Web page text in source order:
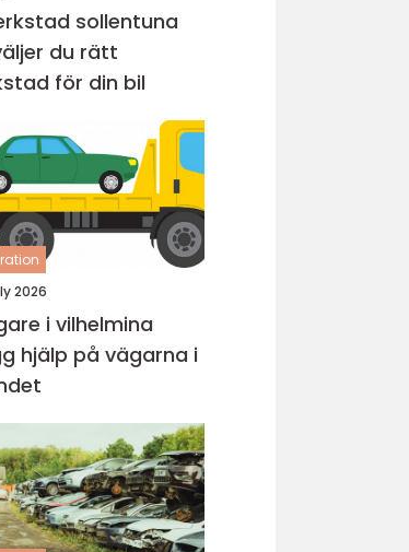
sollentuna
du rätt
för din bil
2026
i vilhelmina
hjälp på vägarna i